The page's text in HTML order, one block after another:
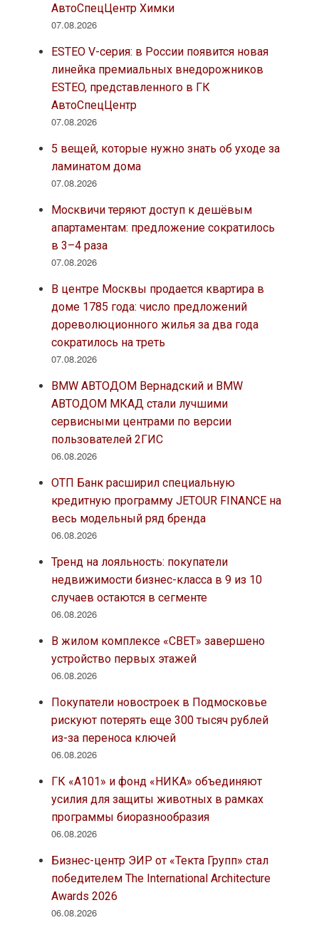
АвтоСпецЦентр Химки
07.08.2026
ESTEO V-серия: в России появится новая
линейка премиальных внедорожников
ESTEO, представленного в ГК
АвтоСпецЦентр
07.08.2026
5 вещей, которые нужно знать об уходе за
ламинатом дома
07.08.2026
Москвичи теряют доступ к дешёвым
апартаментам: предложение сократилось
в 3–4 раза
07.08.2026
В центре Москвы продается квартира в
доме 1785 года: число предложений
дореволюционного жилья за два года
сократилось на треть
07.08.2026
BMW АВТОДОМ Вернадский и BMW
АВТОДОМ МКАД стали лучшими
сервисными центрами по версии
пользователей 2ГИС
06.08.2026
ОТП Банк расширил специальную
кредитную программу JETOUR FINANCE на
весь модельный ряд бренда
06.08.2026
Тренд на лояльность: покупатели
недвижимости бизнес-класса в 9 из 10
случаев остаются в сегменте
06.08.2026
В жилом комплексе «СВЕТ» завершено
устройство первых этажей
06.08.2026
Покупатели новостроек в Подмосковье
рискуют потерять еще 300 тысяч рублей
из-за переноса ключей
06.08.2026
ГК «А101» и фонд «НИКА» объединяют
усилия для защиты животных в рамках
программы биоразнообразия
06.08.2026
Бизнес-центр ЭИР от «Текта Групп» стал
победителем The International Architecture
Awards 2026
06.08.2026